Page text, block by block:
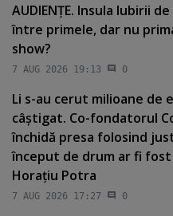
AUDIENŢE. Insula Iubirii
între primele, dar nu
show?
7 AUG 2026 19:13 0
Li s-au cerut milioane de
câştigat. Co-fondatorul
închidă presa folosind
început de drum ar fi
Horaţiu Potra
7 AUG 2026 17:27 0